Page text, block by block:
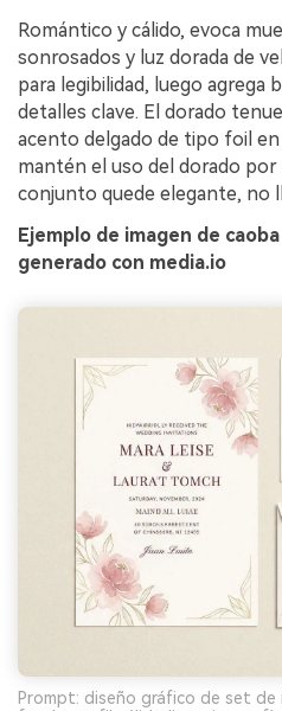
Romántico y cálido, evoca
sonrosados y luz dorada de
para legibilidad, luego agrega
detalles clave. El dorado
acento delgado de tipo foil
mantén el uso del dorado por
conjunto quede elegante, no
Ejemplo de imagen de
generado con media.io
Prompt: diseño gráfico de set